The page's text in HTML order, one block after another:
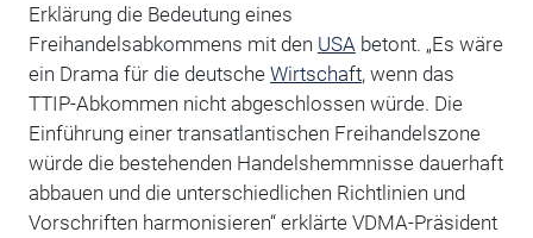
Erklärung die Bedeutung eines
Freihandelsabkommens mit den USA betont. „Es wäre
ein Drama für die deutsche Wirtschaft, wenn das
TTIP-Abkommen nicht abgeschlossen würde. Die
Einführung einer transatlantischen Freihandelszone
würde die bestehenden Handelshemmnisse dauerhaft
abbauen und die unterschiedlichen Richtlinien und
Vorschriften harmonisieren“ erklärte VDMA-Präsident